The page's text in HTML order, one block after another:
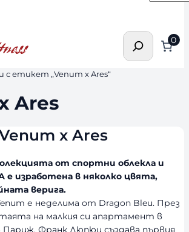
Търсене 0
с етикет „Venum x Ares“
Ares
x Ares
от спортни облекла и
е изработена в няколко цвята,
верига.
е неделима от Dragon Bleu. През
на малкия си апартамент в
Франк Дюпюи създава първия